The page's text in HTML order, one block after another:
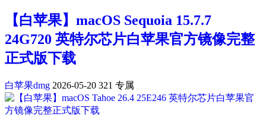
【白苹果】macOS Sequoia 15.7.7
24G720 英特尔芯片白苹果官方镜像完整
正式版下载
白苹果dmg 2026-05-20 321 专属